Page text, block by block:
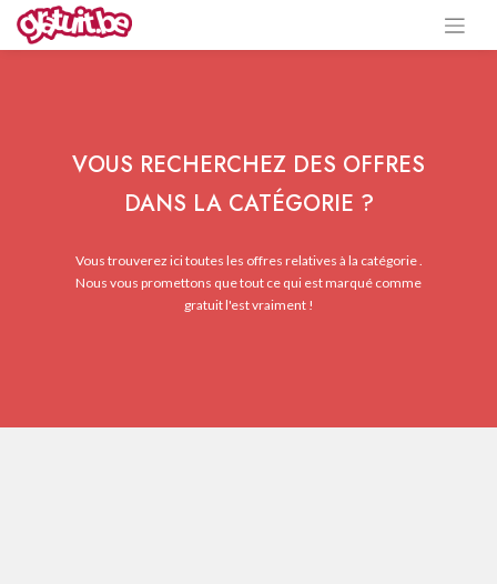
VOUS RECHERCHEZ DES OFFRES
DANS LA CATÉGORIE ?
Vous trouverez ici toutes les offres relatives à la catégorie .
Nous vous promettons que tout ce qui est marqué comme
gratuit l'est vraiment !